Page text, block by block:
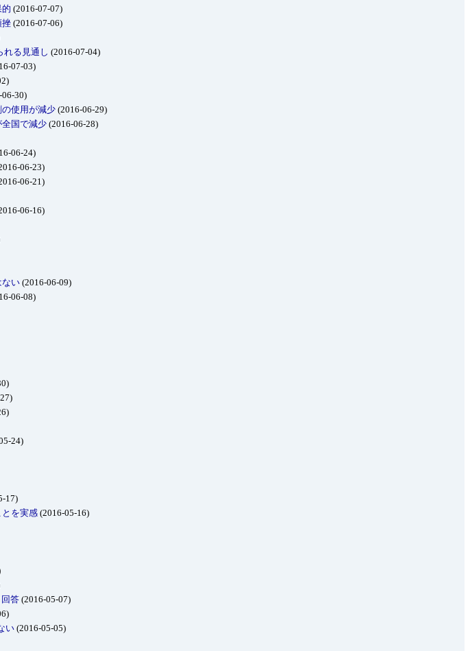
(2016-07-07)
挫 (2016-07-06)
れる見通し (2016-07-04)
07-03)
06-30)
使用が減少(2016-06-29)
国で減少 (2016-06-28)
06-24)
06-23)
06-21)
06-16)
ない (2016-06-09)
06-08)
24)
17)
を実感 (2016-05-16)
答(2016-05-07)
い (2016-05-05)